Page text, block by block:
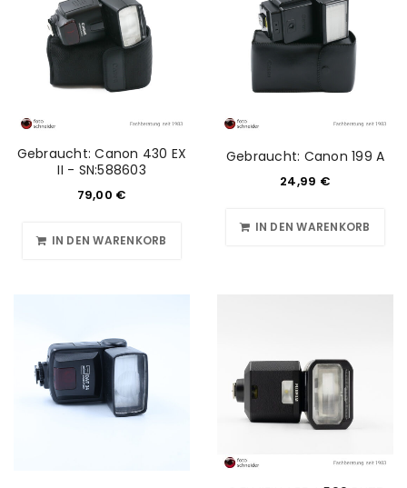
Gebraucht: Canon 430 EX
II - SN:588603
79,00 €
IN DEN WARENKORB
Gebraucht: Canon 199 A
24,99 €
IN DEN WARENKORB